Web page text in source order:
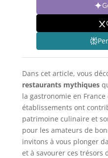
Dans cet article, vous
restaurants mythiques
la gastronomie en
établissements ont
patrimoine culinaire et
pour les amateurs de
invitons à vous plonger
et à savourer ces trésors